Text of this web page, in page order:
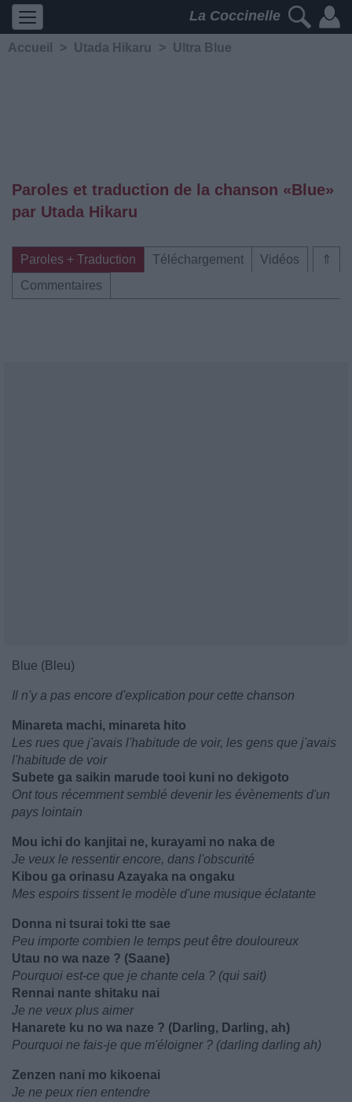
La Coccinelle
Accueil > Utada Hikaru > Ultra Blue
Paroles et traduction de la chanson «Blue»
par Utada Hikaru
⇑
Paroles + Traduction Téléchargement
Vidéos
Commentaires
Blue (Bleu)
Il n'y a pas encore d'explication pour cette chanson
Minareta machi, minareta hito
Les rues que j'avais l'habitude de voir, les gens que j'avais
l'habitude de voir
Subete ga saikin marude tooi kuni no dekigoto
Ont tous récemment semblé devenir les évènements d'un
pays lointain
Mou ichi do kanjitai ne, kurayami no naka de
Je veux le ressentir encore, dans l'obscurité
Kibou ga orinasu Azayaka na ongaku
Mes espoirs tissent le modèle d'une musique éclatante
Donna ni tsurai toki tte sae
Peu importe combien le temps peut être douloureux
Utau no wa naze ? (Saane)
Pourquoi est-ce que je chante cela ? (qui sait)
Rennai nante shitaku nai
Je ne veux plus aimer
Hanarete ku no wa naze ? (Darling, Darling, ah)
Pourquoi ne fais-je que m'éloigner ? (darling darling ah)
Zenzen nani mo kikoenai
Je ne peux rien entendre